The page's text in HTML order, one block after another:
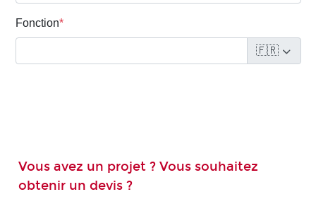
Vous avez un projet ? Vous souhaitez
obtenir un devis ?